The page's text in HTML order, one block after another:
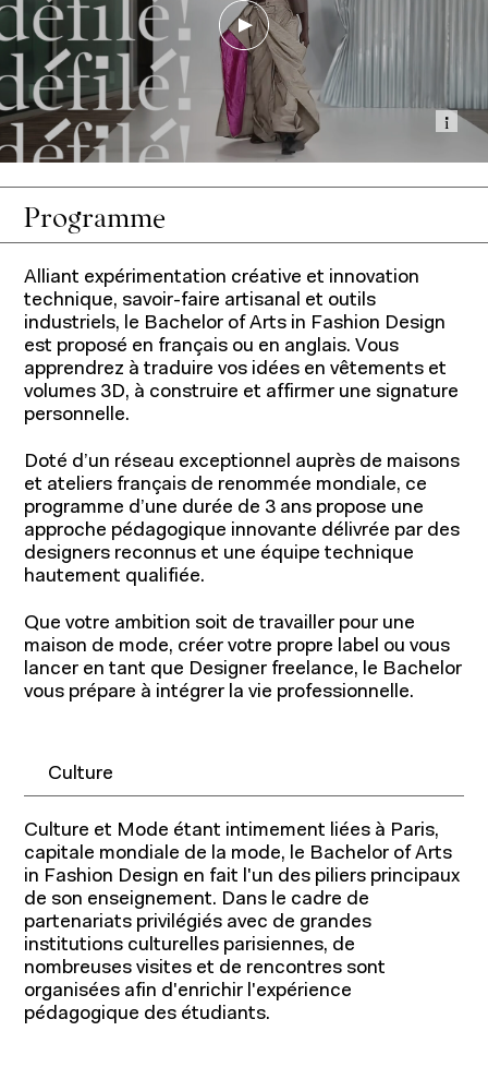
Programme
Alliant expérimentation créative et innovation
technique, savoir-faire artisanal et outils
industriels, le Bachelor of Arts in Fashion Design
est proposé en français ou en anglais. Vous
apprendrez à traduire vos idées en vêtements et
volumes 3D, à construire et affirmer une signature
personnelle.
Doté d’un réseau exceptionnel auprès de maisons
et ateliers français de renommée mondiale, ce
programme d’une durée de 3 ans propose une
approche pédagogique innovante délivrée par des
designers reconnus et une équipe technique
hautement qualifiée.
Que votre ambition soit de travailler pour une
maison de mode, créer votre propre label ou vous
lancer en tant que Designer freelance, le Bachelor
vous prépare à intégrer la vie professionnelle.
Culture
Culture et Mode étant intimement liées à Paris,
capitale mondiale de la mode, le Bachelor of Arts
in Fashion Design en fait l'un des piliers principaux
de son enseignement. Dans le cadre de
partenariats privilégiés avec de grandes
institutions culturelles parisiennes, de
nombreuses visites et de rencontres sont
organisées afin d'enrichir l'expérience
pédagogique des étudiants.